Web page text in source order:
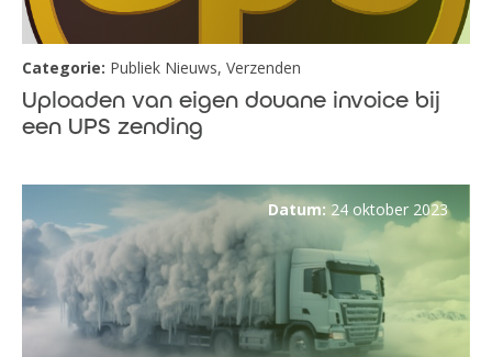
Categorie: Publiek Nieuws, Verzenden
Uploaden van eigen douane invoice bij
een UPS zending
Datum:24 oktober 2023